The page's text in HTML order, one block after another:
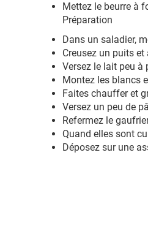
Mettez le beurre à
Préparation
Dans un saladier,
Creusez un puits
Versez le lait peu à
Montez les blancs
Faites chauffer et
Versez un peu de
Refermez le
Quand elles sont
Déposez sur une